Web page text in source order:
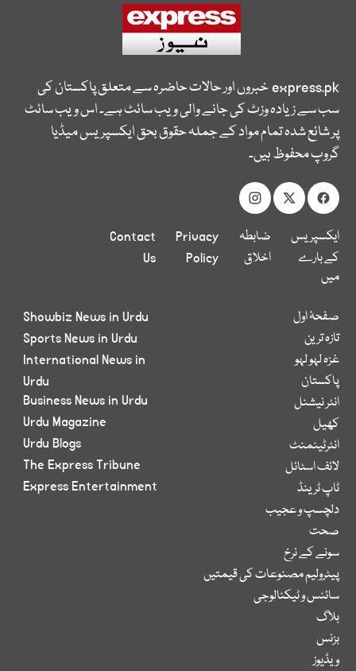
express.pkخبروں اور حالات حاضرہ سے متعلق پاکستان کی
سب سے زیادہ وزٹ کی جانے والی ویب سائٹ ہے۔ اس ویب سائٹ
پر شائع شدہ تمام مواد کے جملہ حقوق بحق ایکسپریس میڈیا
گروپ محفوظ ہیں۔
ایکسپریس
کے بارے
میں
ضابطہ
اخلاق
Privacy
Policy
Contact
Us
صفحۂ اول
تازہ ترین
غزہ لہو لہو
پاکستان
انٹر نیشنل
کھیل
انٹرٹینمنٹ
لائف اسٹائل
ٹاپ ٹرینڈ
دلچسپ و عجیب
صحت
سونے کے نرخ
پیٹرولیم مصنوعات کی قیمتیں
سائنس و ٹیکنالوجی
بلاگ
بزنس
ویڈیوز
Showbiz News in Urdu
Sports News in Urdu
International News in
Urdu
Business News in Urdu
Urdu Magazine
Urdu Blogs
The Express Tribune
Express Entertainment